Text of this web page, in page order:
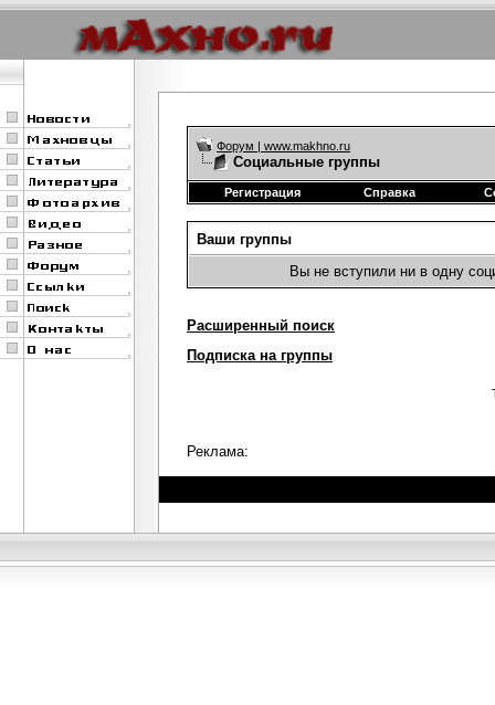
Форум | www.makhno.ru
Социальные группы
Регистрация Справка
Ваши группы
Вы не вступили ни в одну
Расширенный поиск
Подписка на группы
Реклама: